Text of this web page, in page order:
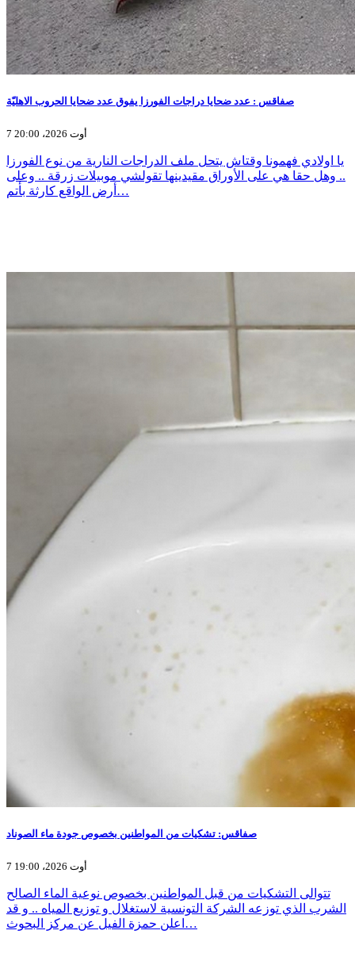
صفاقس : عدد ضحايا دراجات الفورزا يفوق عدد ضحايا الحروب الاهليّة
7 أوت 2026، 20:00
يا اولادي فهمونا وقتاش يتحل ملف الدراجات النارية من نوع الفورزا
.. وهل حقا هي على الأوراق مقيدينها تقولشي موبيلات زرقة .. وعلى
أرض الواقع كارثة بأتم…
صفاقس: تشكيات من المواطنين بخصوص جودة ماء الصوناد
7 أوت 2026، 19:00
تتوالى التشكيات من قبل المواطنين بخصوص نوعية الماء الصالح
الشرب الذي توزعه الشركة التونسية لاستغلال و توزيع المياه .. و قد
اعلن حمزة الفيل عن مركز البحوث…